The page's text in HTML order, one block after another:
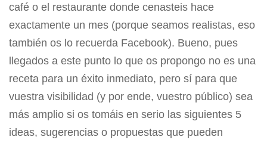
café o el restaurante donde cenasteis hace
exactamente un mes (porque seamos realistas, eso
también os lo recuerda Facebook). Bueno, pues
llegados a este punto lo que os propongo no es una
receta para un éxito inmediato, pero sí para que
vuestra visibilidad (y por ende, vuestro público) sea
más amplio si os tomáis en serio las siguientes 5
ideas, sugerencias o propuestas que pueden